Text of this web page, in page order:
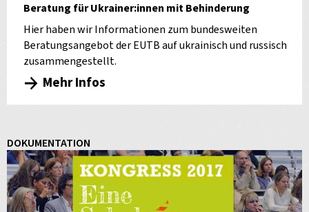
Beratung für Ukrainer:innen mit Behinderung
Hier haben wir Informationen zum bundesweiten
Beratungsangebot der EUTB auf ukrainisch und russisch
zusammengestellt.
Mehr Infos
DOKUMENTATION